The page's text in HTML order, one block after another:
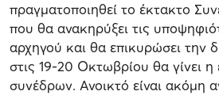
πραγματοποιηθεί το έκτακτο
που θα ανακηρύξει τις
αρχηγού και θα επικυρώσει την
στις 19-20 Οκτωβρίου θα γίνει
συνέδρων. Ανοικτό είναι ακόμη